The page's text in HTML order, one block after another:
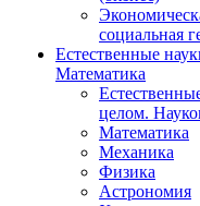
социальная
Естественные
Математика
целом.
Математика
Механика
Физика
Астрономия